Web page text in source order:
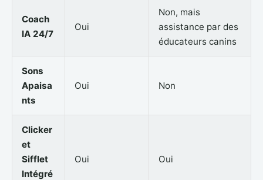
Coach
IA 24/7
Oui
Non, mais
assistance par des
éducateurs canins
Sons
Apaisa
nts
Oui Non
Clicker
et
Sifflet
Intégré
Oui Oui